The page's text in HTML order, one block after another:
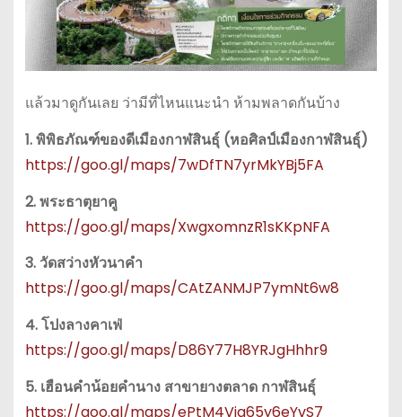
แล้วมาดูกันเลย ว่ามีที่ไหนแนะนำ ห้ามพลาดกันบ้าง
1. พิพิธภัณฑ์ของดีเมืองกาฬสินธุ์ (หอศิลป์เมืองกาฬสินธุ์)
https://goo.gl/maps/7wDfTN7yrMkYBj5FA
2. พระธาตุยาคู
https://goo.gl/maps/XwgxomnzR1sKKpNFA
3. วัดสว่างหัวนาคำ
https://goo.gl/maps/CAtZANMJP7ymNt6w8
4. โปงลางคาเฟ่
https://goo.gl/maps/D86Y77H8YRJgHhhr9
5. เฮือนคำน้อยคำนาง สาขายางตลาด กาฬสินธุ์
https://goo.gl/maps/ePtM4Vjg65y6eYvS7